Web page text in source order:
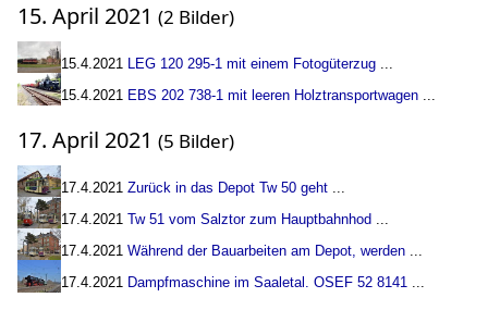
15. April 2021 (2 Bilder)
15.4.2021 LEG 120 295-1 mit einem Fotogüterzug ...
15.4.2021 EBS 202 738-1 mit leeren Holztransportwagen ...
17. April 2021 (5 Bilder)
17.4.2021 Zurück in das Depot Tw 50 geht ...
17.4.2021 Tw 51 vom Salztor zum Hauptbahnhod ...
17.4.2021 Während der Bauarbeiten am Depot, werden ...
17.4.2021 Dampfmaschine im Saaletal. OSEF 52 8141 ...